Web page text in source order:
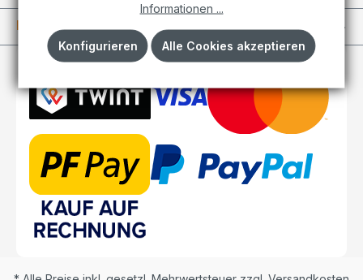
Kundenkonto
Informationen ...
Konfigurieren Alle Cookies akzeptieren